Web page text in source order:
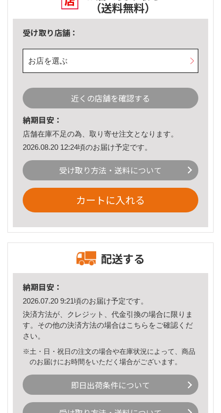
（送料無料）
受け取り店舗：
お店を選ぶ
近くの店舗を確認する
納期目安：
店舗在庫不足の為、取り寄せ注文となります。
2026.08.20 12:24頃のお届け予定です。
受け取り方法・送料について
カートに入れる
配送する
納期目安：
2026.07.20 9:21頃のお届け予定です。
決済方法が、クレジット、代金引換の場合に限りま
す。その他の決済方法の場合はこちら をご確認くだ
さい。
※土・日・祝日の注文の場合や在庫状況によって、商品
のお届けにお時間をいただく場合がございます。
即日出荷条件について